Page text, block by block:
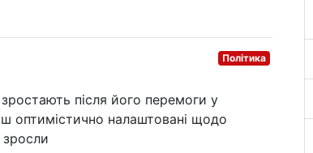
Політика
після його перемоги у
оптимістично налаштовані щодо